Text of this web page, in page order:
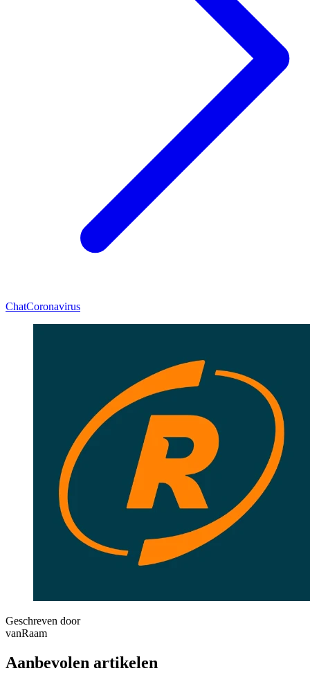
ChatCoronavirus
Geschreven door
vanRaam
Aanbevolen artikelen